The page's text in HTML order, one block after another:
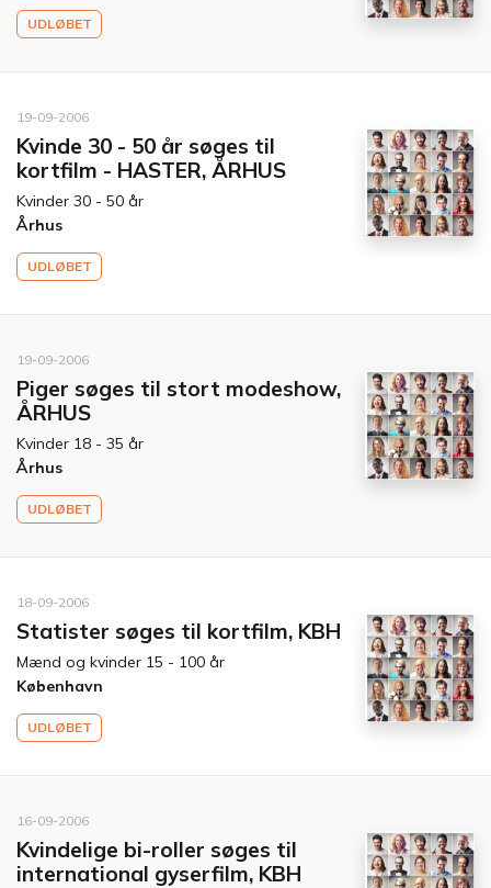
UDLØBET
19-09-2006
Kvinde 30 - 50 år søges til
kortfilm - HASTER, ÅRHUS
Kvinder 30 - 50 år
Århus
UDLØBET
19-09-2006
Piger søges til stort modeshow,
ÅRHUS
Kvinder 18 - 35 år
Århus
UDLØBET
18-09-2006
Statister søges til kortfilm, KBH
Mænd og kvinder 15 - 100 år
København
UDLØBET
16-09-2006
Kvindelige bi-roller søges til
international gyserfilm, KBH